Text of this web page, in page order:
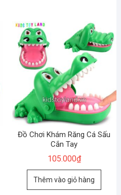
Đồ Chơi Khám Răng Cá Sấu
Cắn Tay
105.000₫
Thêm vào giỏ hàng